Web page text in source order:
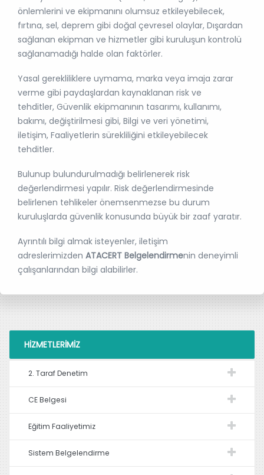
önlemlerini ve ekipmanını olumsuz etkileyebilecek,
fırtına, sel, deprem gibi doğal çevresel olaylar, Dışardan
sağlanan ekipman ve hizmetler gibi kuruluşun kontrolü
sağlanamadığı halde olan faktörler.
Yasal gerekliliklere uymama, marka veya imaja zarar
verme gibi paydaşlardan kaynaklanan risk ve
tehditler, Güvenlik ekipmanının tasarımı, kullanımı,
bakımı, değiştirilmesi gibi, Bilgi ve veri yönetimi,
iletişim, Faaliyetlerin sürekliliğini etkileyebilecek
tehditler.
Bulunup bulundurulmadığı belirlenerek risk
değerlendirmesi yapılır. Risk değerlendirmesinde
belirlenen tehlikeler önemsenmezse bu durum
kuruluşlarda güvenlik konusunda büyük bir zaaf yaratır.
Ayrıntılı bilgi almak isteyenler, iletişim
adreslerimizden ATACERT Belgelendirmenin deneyimli
çalışanlarından bilgi alabilirler.
HIZMETLERIMIZ
2. Taraf Denetim
CE Belgesi
Eğitim Faaliyetimiz
Sistem Belgelendirme